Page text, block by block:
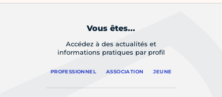
Vous êtes...
Accédez à des actualités et
informations pratiques par profil
PROFESSIONNEL ASSOCIATION JEUNE